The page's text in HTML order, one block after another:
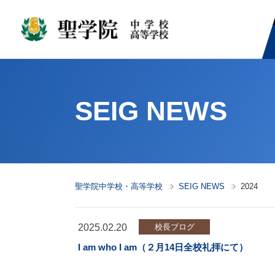
SEIG NEWS
聖学院中学校・高等学校 SEIG NEWS 2024
2025.02.20 校長ブログ
I am who I am（２月14日全校礼拝にて）